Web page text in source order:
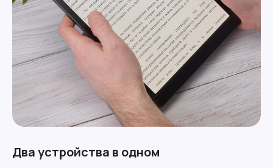
Два устройства в одном